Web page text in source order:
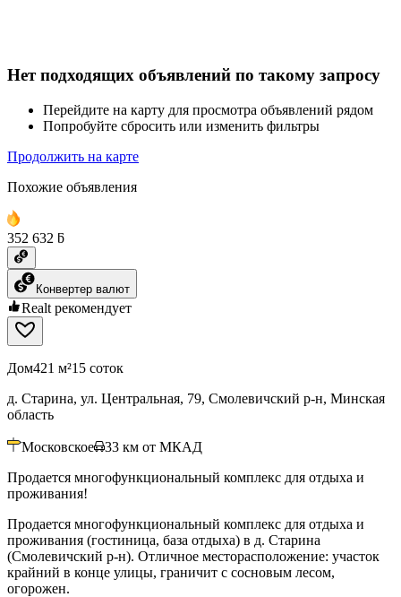
Нет подходящих объявлений по такому запросу
Перейдите на карту для просмотра объявлений рядом
Попробуйте сбросить или изменить фильтры
Продолжить на карте
Похожие объявления
352 632 ƃ
Конвертер валют
Realt рекомендует
Дом421 м²15 соток
д. Старина, ул. Центральная, 79, Смолевичский р-н, Минская
область
Московское 33 км от МКАД
Продается многофункциональный комплекс для отдыха и
проживания!
Продается многофункциональный комплекс для отдыха и
проживания (гостиница, база отдыха) в д. Старина
(Смолевичский р-н). Отличное месторасположение: участок
крайний в конце улицы, граничит с сосновым лесом,
огорожен.